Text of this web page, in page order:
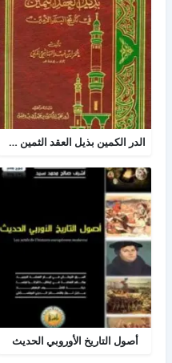
الدر الكمين بذيل العقد الثمين في تاريخ البلد الأمين
أصول التاريخ الأوروبي الحديث